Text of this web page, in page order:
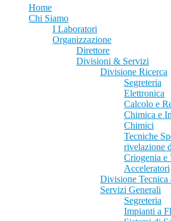
Home
Chi Siamo
I Laboratori
Organizzazione
Direttore
Divisioni & Servizi
Divisione Ricerca
Segreteria
Elettronica
Calcolo e
Chimica e
Chimici
Tecniche
rivelazione
Criogenia e
Acceleratori
Divisione Tecnica
Servizi Generali
Segreteria
Impianti a